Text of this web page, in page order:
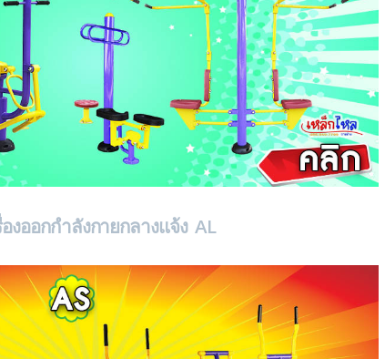
งออกกำลังกายกลางแจ้ง AL